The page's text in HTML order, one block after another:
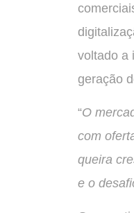
voltado a
geração
“O
com
queira
e o